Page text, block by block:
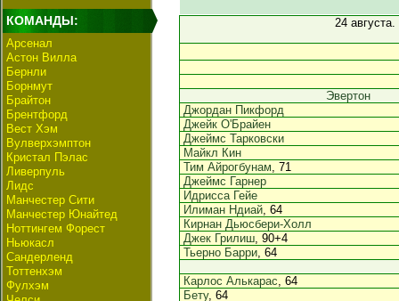
КОМАНДЫ:
Арсенал
Астон Вилла
Бернли
Борнмут
Брайтон
Брентфорд
Вест Хэм
Вулверхэмптон
Кристал Пэлас
Ливерпуль
Лидс
Манчестер Сити
Манчестер Юнайтед
Ноттингем Форест
Ньюкасл
Сандерленд
Тоттенхэм
Фулхэм
24 августа.
Эвертон
Джордан Пикфорд
Джейк О'Брайен
Джеймс Тарковски
Майкл Кин
Тим Айрогбунам, 71
Джеймс Гарнер
Идрисса Гейе
Илиман Ндиай, 64
Кирнан Дьюсбери-Холл
Джек Грилиш, 90+4
Тьерно Барри, 64
Карлос Алькарас, 64
Бету, 64